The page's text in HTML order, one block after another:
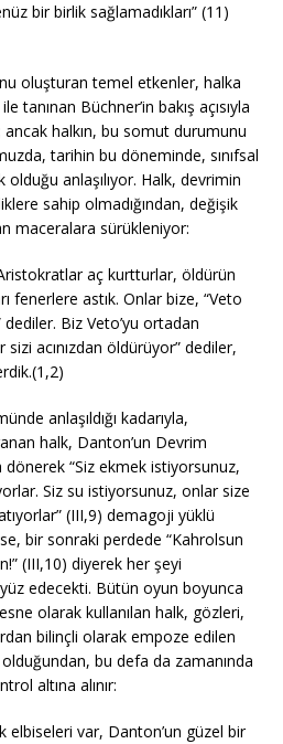
bir birlik sağlamadıkları” (11)
oluşturan temel etkenler, halka
tanınan Büchner’in bakış açısıyla
halkın, bu somut durumunu
tarihin bu döneminde, sınıfsal
anlaşılıyor. Halk, devrimin
sahip olmadığından, değişik
maceralara sürükleniyor:
aç kurtturlar, öldürün
fenerlere astık. Onlar bize, “Veto
Biz Veto’yu ortadan
sizi acınızdan öldürüyor” dediler,
anlaşıldığı kadarıyla,
halk, Danton’un Devrim
“Siz ekmek istiyorsunuz,
Siz su istiyorsunuz, onlar size
(III,9) demagoji yüklü
bir sonraki perdede “Kahrolsun
(III,10) diyerek her şeyi
edecekti. Bütün oyun boyunca
olarak kullanılan halk, gözleri,
bilinçli olarak empoze edilen
bu defa da zamanında
altına alınır:
elbiseleri var, Danton’un güzel bir